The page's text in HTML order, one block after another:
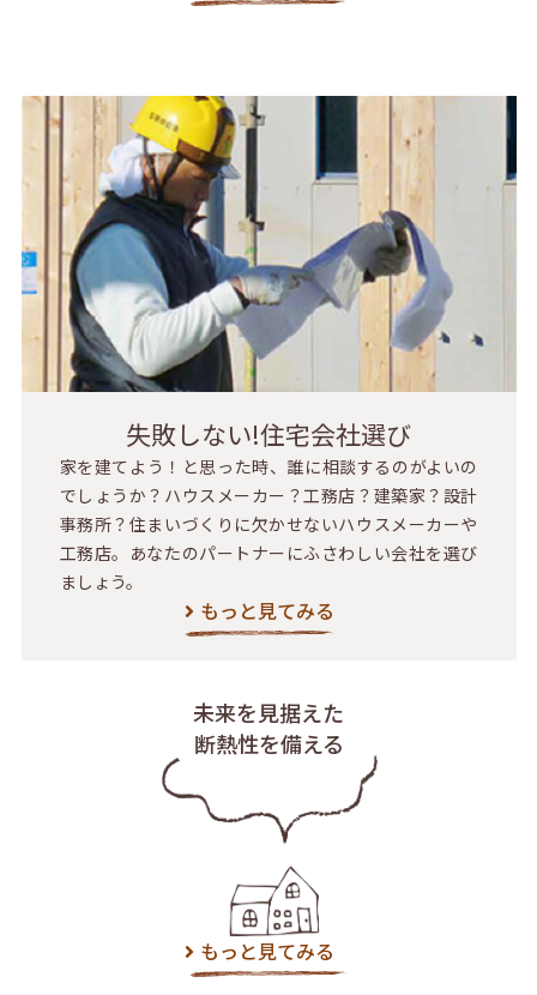
失敗しない!住宅会社選び
家を建てよう！と思った時、誰に相談するのがよいの
でしょうか？ハウスメーカー？工務店？建築家？設計
事務所？住まいづくりに欠かせないハウスメーカーや
工務店。あなたのパートナーにふさわしい会社を選び
ましょう。
もっと見てみる
未来を見据えた
断熱性を備える
もっと見てみる